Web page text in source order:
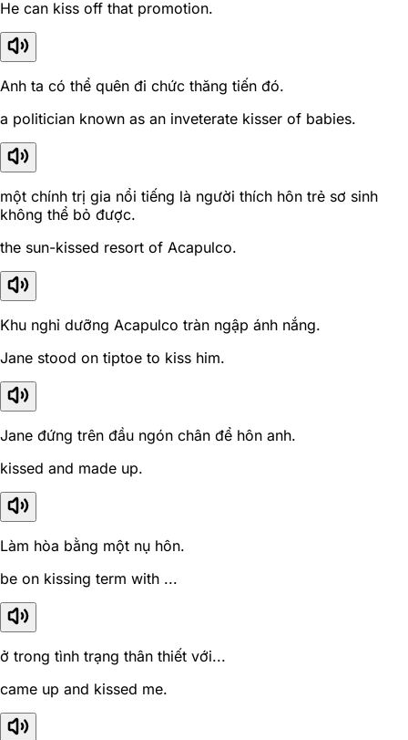
He can kiss off that promotion.
Anh ta có thể quên đi chức thăng tiến đó.
a politician known as an inveterate kisser of babies.
một chính trị gia nổi tiếng là người thích hôn trẻ sơ sinh
không thể bỏ được.
the sun-kissed resort of Acapulco.
Khu nghỉ dưỡng Acapulco tràn ngập ánh nắng.
Jane stood on tiptoe to kiss him.
Jane đứng trên đầu ngón chân để hôn anh.
kissed and made up.
Làm hòa bằng một nụ hôn.
be on kissing term with ...
ở trong tình trạng thân thiết với...
came up and kissed me.